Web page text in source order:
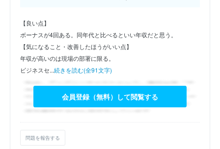
【良い点】
ボーナスが4回ある。同年代と比べるといい年収だと思う。
【気になること・改善したほうがいい点】
年収が高いのは現場の部署に限る。
ビジネスセ...続きを読む(全91文字)
会員登録（無料）して閲覧する
問題を報告する